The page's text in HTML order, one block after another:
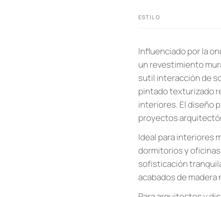
ESTILO
Influenciado por la
un revestimiento
sutil interacción de
pintado texturizado
interiores. El diseño
proyectos
Ideal para interiores
dormitorios y
sofisticación
acabados de